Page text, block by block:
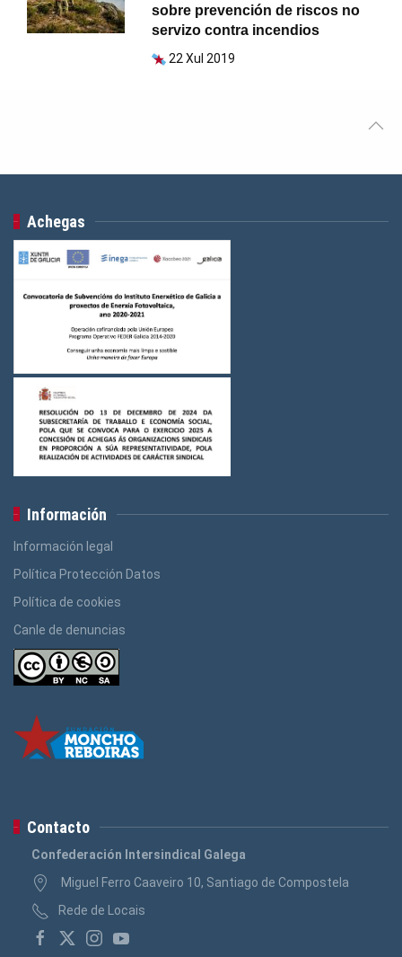
sobre prevención de riscos no
servizo contra incendios
22 Xul 2019
Achegas
Información
Información legal
Política Protección Datos
Política de cookies
Canle de denuncias
Contacto
Confederación Intersindical Galega
Miguel Ferro Caaveiro 10, Santiago de Compostela
Rede de Locais